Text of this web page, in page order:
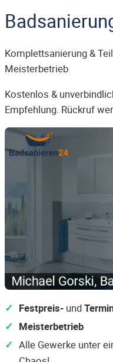
Komplettsanierung &
Meisterbetrieb
Kostenlos &
Empfehlung. Rückruf
Festpreis- und
Meisterbetrieb
Alle Gewerke unter